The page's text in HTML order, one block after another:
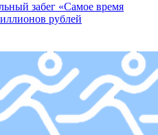
забег «Самое время
рублей